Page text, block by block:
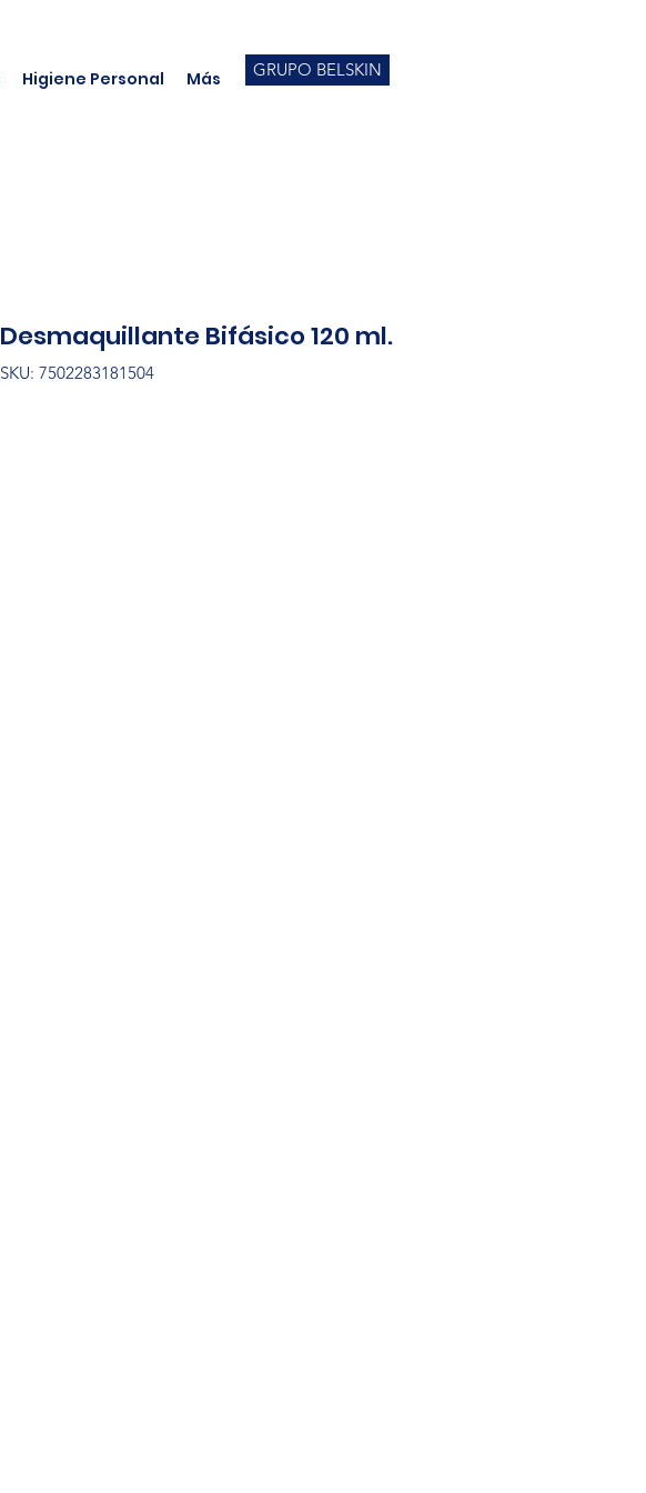
Higiene Personal Más GRUPO BELSKIN
Desmaquillante Bifásico 120 ml.
SKU: 7502283181504